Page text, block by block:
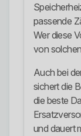
passende
Wer diese
von
Auch bei
sichert die
die beste
und dauert